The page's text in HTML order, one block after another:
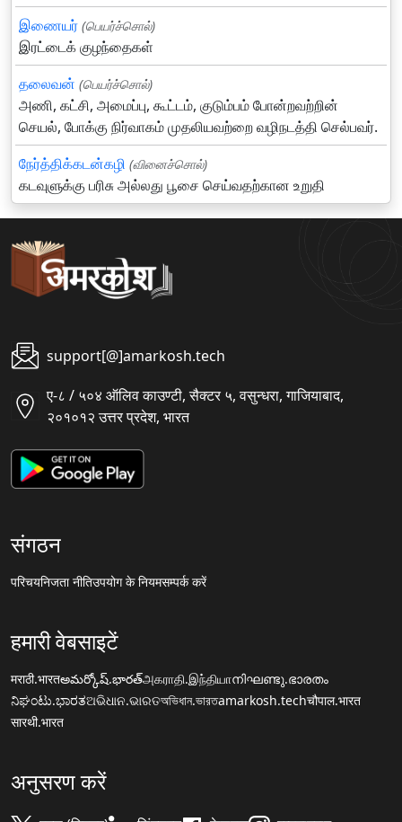
இணையர் (பெயர்ச்சொல்)
இரட்டைக் குழந்தைகள்
தலைவன் (பெயர்ச்சொல்)
அணி, கட்சி, அமைப்பு, கூட்டம், குடும்பம் போன்றவற்றின்
செயல், போக்கு நிர்வாகம் முதலியவற்றை வழிநடத்தி செல்பவர்.
நேர்த்திக்கடன்கழி (வினைச்சொல்)
கடவுளுக்கு பரிசு அல்லது பூசை செய்வதற்கான உறுதி
support[@]amarkosh.tech
ए-८ / ५०४ ऑलिव काउण्टी, सैक्टर ५, वसुन्धरा, गाजियाबाद,
२०१०१२ उत्तर प्रदेश, भारत
संगठन
परिचयनिजता नीतिउपयोग के नियमसम्पर्क करें
हमारी वेबसाइटें
मराठी.भारतఅమర్కోష్.భారత్அகராதி.இந்தியாനിഘണ്ടു.ഭാരതം
ನಿಘಂಟು.ಭಾರತଅଭିଧାନ.ଭାରତঅভিধান.ভারতamarkosh.techचौपाल.भारत
सारथी.भारत
अनुसरण करें